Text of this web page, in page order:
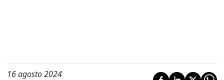
16 agosto 2024